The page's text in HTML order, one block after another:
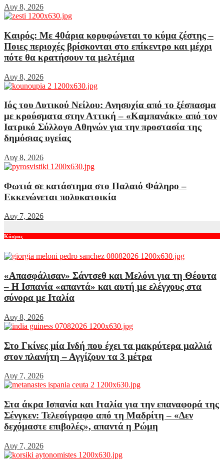
Αυγ 8, 2026
Καιρός: Με 40άρια κορυφώνεται το κύμα ζέστης –
Ποιες περιοχές βρίσκονται στο επίκεντρο και μέχρι
πότε θα κρατήσουν τα μελτέμια
Αυγ 8, 2026
Ιός του Δυτικού Νείλου: Ανησυχία από το ξέσπασμα
με κρούσματα στην Αττική – «Καμπανάκι» από τον
Ιατρικό Σύλλογο Αθηνών για την προστασία της
δημόσιας υγείας
Αυγ 8, 2026
Φωτιά σε κατάστημα στο Παλαιό Φάληρο –
Εκκενώνεται πολυκατοικία
Αυγ 7, 2026
Κόσμος
«Απασφάλισαν» Σάντσεθ και Μελόνι για τη Θέουτα
– Η Ισπανία «απαντά» και αυτή με ελέγχους στα
σύνορα με Ιταλία
Αυγ 8, 2026
Στο Γκίνες μία Ινδή που έχει τα μακρύτερα μαλλιά
στον πλανήτη – Αγγίζουν τα 3 μέτρα
Αυγ 7, 2026
Στα άκρα Ισπανία και Ιταλία για την επαναφορά της
Σένγκεν: Τελεσίγραφο από τη Μαδρίτη – «Δεν
δεχόμαστε επιβολές», απαντά η Ρώμη
Αυγ 7, 2026